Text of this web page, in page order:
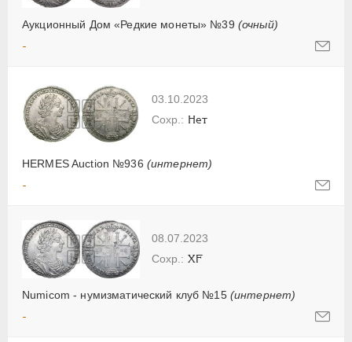
Аукционный Дом «Редкие монеты» №39 (очный)
-
03.10.2023
HERMES Auction №936 (интернет)
Нет
-
08.07.2023
Numicom - нумизматический клуб №15 (интернет)
XF
-